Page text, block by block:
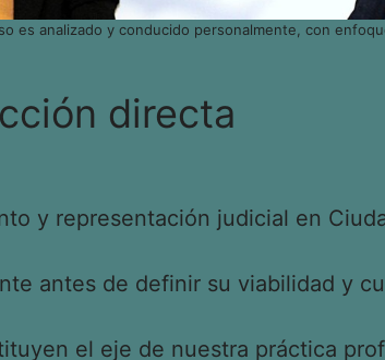
es analizado y conducido personalmente, con
directa
y representación judicial en
antes de definir su viabilidad y
el eje de nuestra práctica